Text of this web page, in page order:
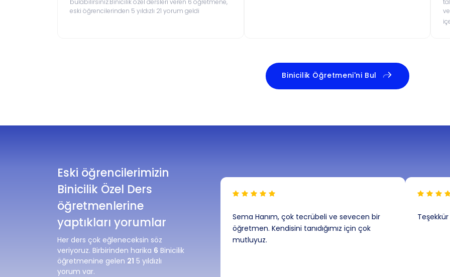
eski öğrencilerinden 5 yıldızlı 21 yorum geldi
Binicilik Öğretmeni'ni Bul
Eski öğrencilerimizin
Binicilik Özel Ders
öğretmenlerine
yaptıkları yorumlar
Her ders çok eğleneceksin söz
veriyoruz. Birbirinden harika 6 Binicilik
öğretmenine gelen 21 5 yıldızlı
yorum var.
Sema Hanım, çok tecrübeli ve sevecen bir
öğretmen. Kendisini tanıdığımız için çok
mutluyuz.